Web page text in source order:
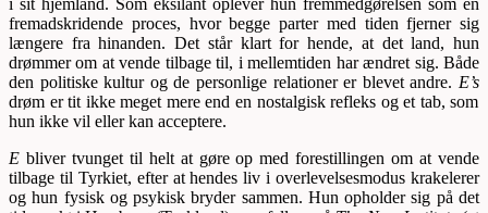
fremadskridende proces, hvor begge parter med tiden fjerner sig
længere fra hinanden. Det står klart for hende, at det land, hun
drømmer om at vende tilbage til, i mellemtiden har ændret sig. Både
den politiske kultur og de personlige relationer er blevet andre. E’s
drøm er tit ikke meget mere end en nostalgisk refleks og et tab, som
hun ikke vil eller kan acceptere.
E bliver tvunget til helt at gøre op med forestillingen om at vende
tilbage til Tyrkiet, efter at hendes liv i overlevelsesmodus krakelerer
og hun fysisk og psykisk bryder sammen. Hun opholder sig på det